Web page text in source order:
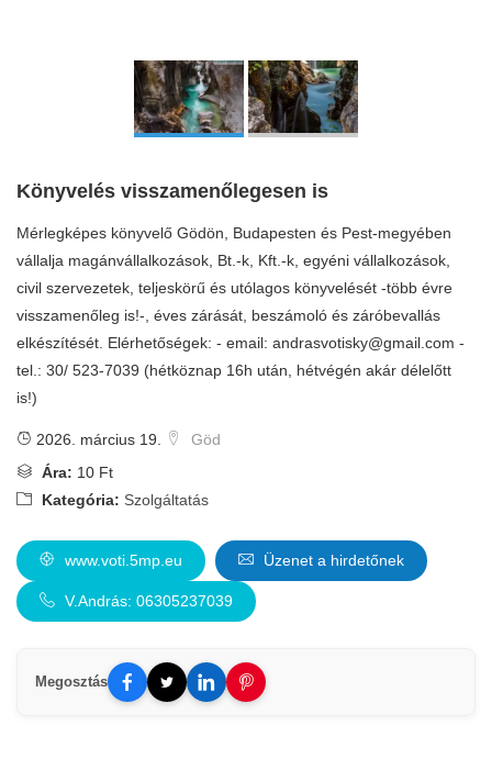
Könyvelés visszamenőlegesen is
Mérlegképes könyvelő Gödön, Budapesten és Pest-megyében
vállalja magánvállalkozások, Bt.-k, Kft.-k, egyéni vállalkozások,
civil szervezetek, teljeskörű és utólagos könyvelését -több évre
visszamenőleg is!-, éves zárását, beszámoló és záróbevallás
elkészítését. Elérhetőségek: - email: andrasvotisky@gmail.com -
tel.: 30/ 523-7039 (hétköznap 16h után, hétvégén akár délelőtt
is!)
2026. március 19.
Göd
Ára: 10 Ft
Kategória: Szolgáltatás
www.voti.5mp.eu Üzenet a hirdetőnek
V.András: 06305237039
Megosztás